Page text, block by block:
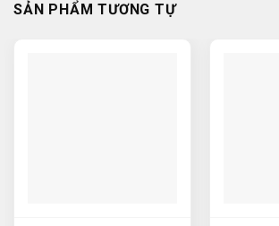
SẢN PHẨM TƯƠNG TỰ